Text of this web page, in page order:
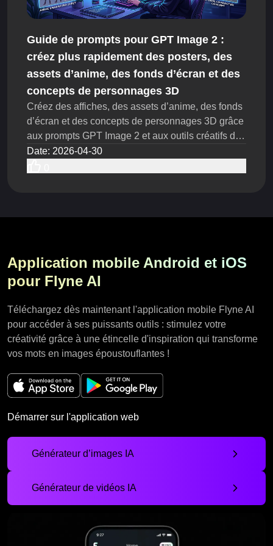
Guide de prompts pour GPT Image 2 :
créez plus rapidement des posters, des
assets d’anime, des fonds d’écran et des
concepts de personnages 3D
Créez des affiches, des assets d’anime, des fonds
d’écran et des concepts de personnages 3D grâce
aux prompts GPT Image 2 et aux outils créatifs de
Flyne AI.
Date: 2026-04-30
Application mobile Android et iOS
pour Flyne AI
Téléchargez dès maintenant l'application mobile Flyne AI
pour accéder à ses puissants outils : stimulez votre
créativité grâce à une étincelle d'inspiration qui transforme
vos mots en images époustouflantes !
Démarrer sur l'application web
Générateur d’images IA
Générateur de vidéos IA